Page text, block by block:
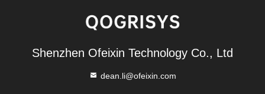
Shenzhen Ofeixin Technology Co., Ltd
dean.li@ofeixin.com